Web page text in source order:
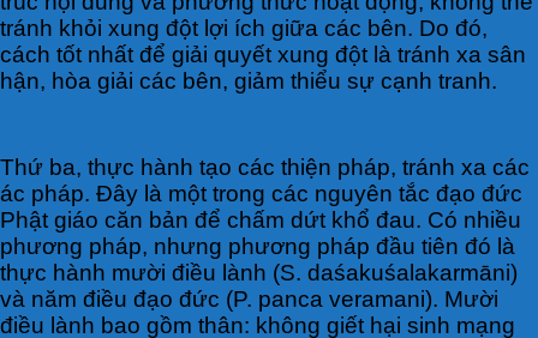
tránh khỏi xung đột lợi ích giữa các bên. Do đó,
cách tốt nhất để giải quyết xung đột là tránh xa sân
hận, hòa giải các bên, giảm thiểu sự cạnh tranh.
Thứ ba, thực hành tạo các thiện pháp, tránh xa các
ác pháp. Đây là một trong các nguyên tắc đạo đức
Phật giáo căn bản để chấm dứt khổ đau. Có nhiều
phương pháp, nhưng phương pháp đầu tiên đó là
thực hành mười điều lành (S. daśakuśalakarmāni)
và năm điều đạo đức (P. panca veramani). Mười
điều lành bao gồm thân: không giết hại sinh mạng